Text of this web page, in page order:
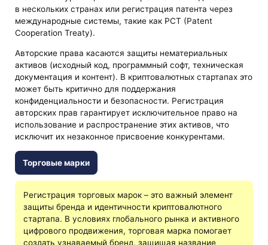
в нескольких странах или регистрация патента через
международные системы, такие как PCT (Patent
Cooperation Treaty).
Авторские права касаются защиты нематериальных
активов (исходный код, программный софт, техническая
документация и контент). В криптовалютных стартапах это
может быть критично для поддержания
конфиденциальности и безопасности. Регистрация
авторских прав гарантирует исключительное право на
использование и распространение этих активов, что
исключит их незаконное присвоение конкурентами.
Торговые марки
Регистрация торговых марок – это важный элемент
защиты бренда и идентичности криптовалютного
стартапа. В условиях глобального рынка и активного
цифрового продвижения, торговая марка помогает
создать узнаваемый бренд, защищая название